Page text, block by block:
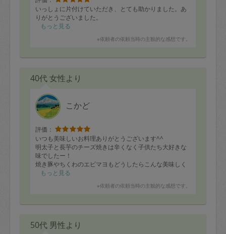
いっしょに片付けていただき、とても助かりました。あ
りがとうございました。
もっと見る
※依頼者の依頼当時の主観的な感想です。
40代 女性より
こかど
評価：
いつも美味しいお料理ありがとうございます^^
明太子と長芋のチーズ焼きは辛くなく子供たち大好きな
味でしたー！
焼き豚やちくわのエビマヨもどうしたらこんな美味しく
できるのかと思いながら美味しくいただきました！
あと少しですが最後までよろしくお願いします！
もっと見る
※依頼者の依頼当時の主観的な感想です。
50代 男性より